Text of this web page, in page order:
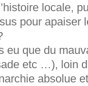
locale,
pour apaiser
eu que du
etc …), loin
absolue